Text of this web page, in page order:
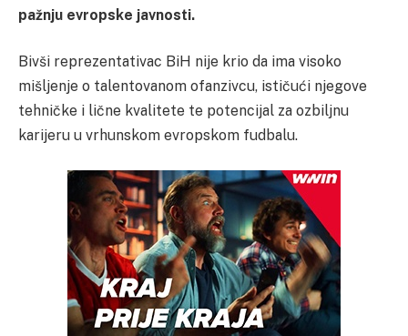
pažnju evropske javnosti.
Bivši reprezentativac BiH nije krio da ima visoko
mišljenje o talentovanom ofanzivcu, ističući njegove
tehničke i lične kvalitete te potencijal za ozbiljnu
karijeru u vrhunskom evropskom fudbalu.